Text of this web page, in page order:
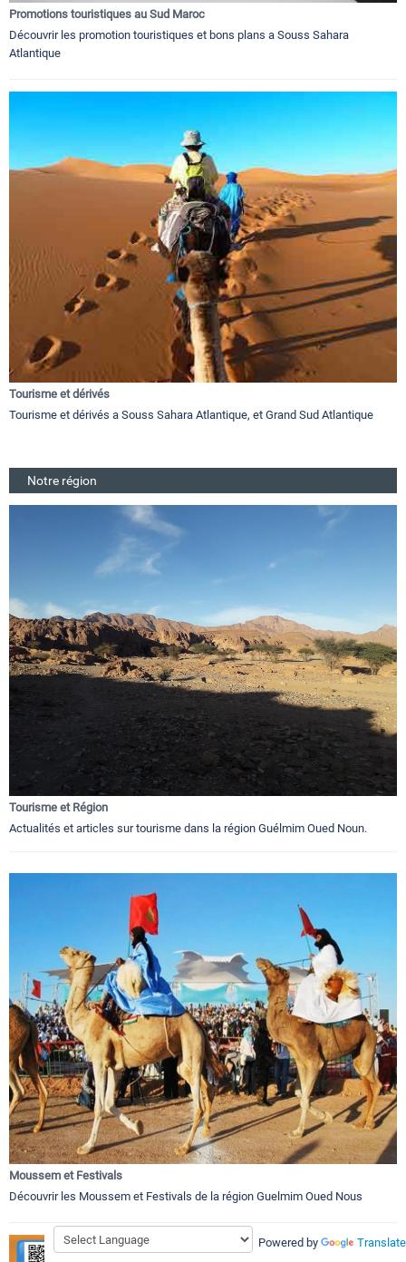
Promotions touristiques au Sud Maroc
Découvrir les promotion touristiques et bons plans a Souss Sahara
Atlantique
Tourisme et dérivés
Tourisme et dérivés a Souss Sahara Atlantique, et Grand Sud Atlantique
Notre région
Tourisme et Région
Actualités et articles sur tourisme dans la région Guélmim Oued Noun.
Moussem et Festivals
Découvrir les Moussem et Festivals de la région Guelmim Oued Nous
Powered by Translate